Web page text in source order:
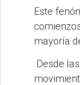
Este
mayoría
Desde